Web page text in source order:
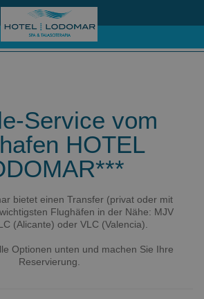
Service vom
HOTEL
bietet einen Transfer (privat oder mit
Flughäfen in der Nähe: MJV
(Alicante) oder VLC (Valencia).
Optionen unten und machen Sie Ihre
Reservierung.